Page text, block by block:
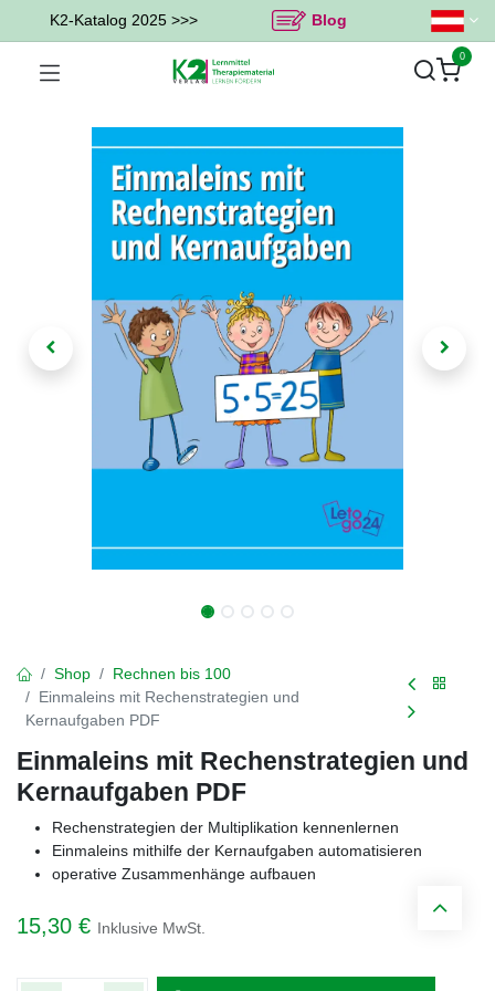
K2-Katalog 2025 >>> Blog
0
Shop
Rechnen bis 100
Einmaleins mit Rechenstrategien und
Kernaufgaben PDF
Einmaleins mit Rechenstrategien und
Kernaufgaben PDF
Rechenstrategien der Multiplikation kennenlernen
Einmaleins mithilfe der Kernaufgaben automatisieren
operative Zusammenhänge aufbauen
15,30 € Inklusive MwSt.